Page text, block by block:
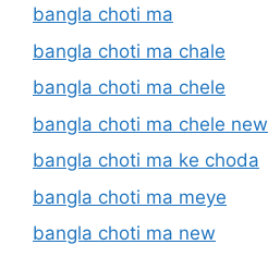
bangla choti ma
bangla choti ma chale
bangla choti ma chele
bangla choti ma chele new
bangla choti ma ke choda
bangla choti ma meye
bangla choti ma new